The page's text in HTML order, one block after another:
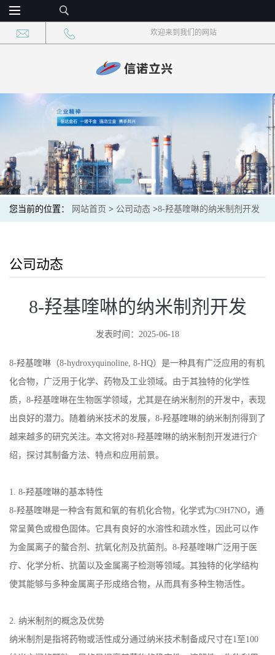
欢迎来到我们的网站
您当前的位置： 网站首页 > 公司动态 >8-羟基喹啉的纳米制剂开发
公司动态
8-羟基喹啉的纳米制剂开发
发表时间：2025-06-18
8-羟基喹啉（8-hydroxyquinoline, 8-HQ）是一种具有广泛应用的有机
化合物，广泛用于化学、药物及工业领域。由于其独特的化学性
质， 8-羟基喹啉在生物医学领域，尤其是在纳米制剂的开发中，表现
出良好的潜力。随着纳米技术的发展， 8-羟基喹啉的纳米制剂得到了
越来越多的研究关注。本文将对8-羟基喹啉的纳米制剂开发进行介
绍，探讨其制备方法、特点和应用前景。
1. 8-羟基喹啉的基本特性
8-羟基喹啉是一种含有氮和氧的有机化合物，化学式为C9H7NO，通
常呈黄色或橙色固体。它具有良好的水溶性和疏水性，因此可以作
为金属离子的螯合剂、抗氧化剂及抗菌剂。 8-羟基喹啉广泛用于医
疗、化学分析、抗菌以及金属离子检测等领域。其独特的化学结构
使其能够与多种金属离子形成络合物，从而具有多种生物活性。
2. 纳米制剂的概念及优势
纳米制剂是指将药物或活性成分通过纳米技术制备成尺寸在1 至100